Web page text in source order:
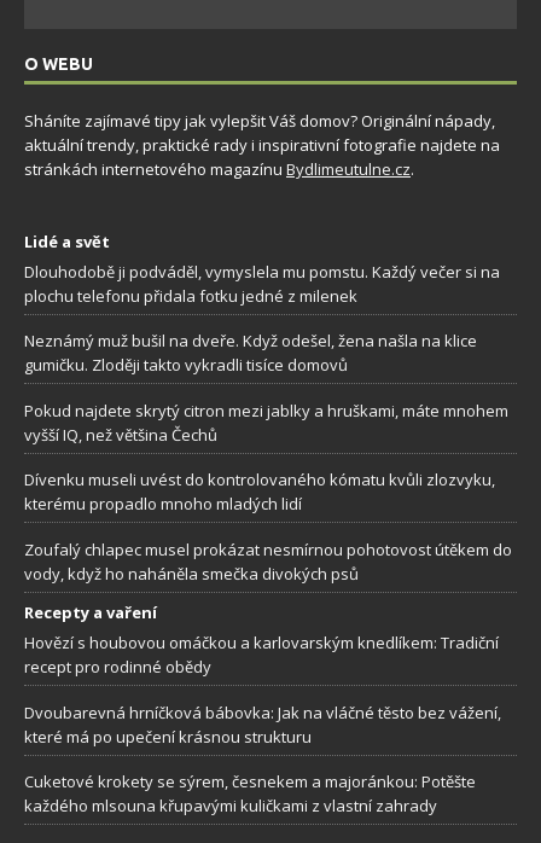
O WEBU
Sháníte zajímavé tipy jak vylepšit Váš domov? Originální nápady,
aktuální trendy, praktické rady i inspirativní fotografie najdete na
stránkách internetového magazínu Bydlimeutulne.cz.
Lidé a svět
Dlouhodobě ji podváděl, vymyslela mu pomstu. Každý večer si na
plochu telefonu přidala fotku jedné z milenek
Neznámý muž bušil na dveře. Když odešel, žena našla na klice
gumičku. Zloději takto vykradli tisíce domovů
Pokud najdete skrytý citron mezi jablky a hruškami, máte mnohem
vyšší IQ, než většina Čechů
Dívenku museli uvést do kontrolovaného kómatu kvůli zlozvyku,
kterému propadlo mnoho mladých lidí
Zoufalý chlapec musel prokázat nesmírnou pohotovost útěkem do
vody, když ho naháněla smečka divokých psů
Recepty a vaření
Hovězí s houbovou omáčkou a karlovarským knedlíkem: Tradiční
recept pro rodinné obědy
Dvoubarevná hrníčková bábovka: Jak na vláčné těsto bez vážení,
které má po upečení krásnou strukturu
Cuketové krokety se sýrem, česnekem a majoránkou: Potěšte
každého mlsouna křupavými kuličkami z vlastní zahrady